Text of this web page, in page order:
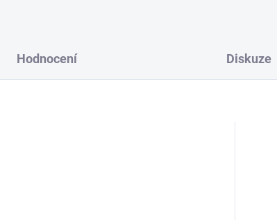
Hodnocení Diskuze